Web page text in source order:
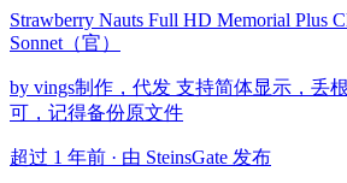
Strawberry Nauts Full HD Memorial Plus
Sonnet（官）
by vings制作，代发 支持简体显示，丢
可，记得备份原文件
超过 1 年前 · 由 SteinsGate 发布